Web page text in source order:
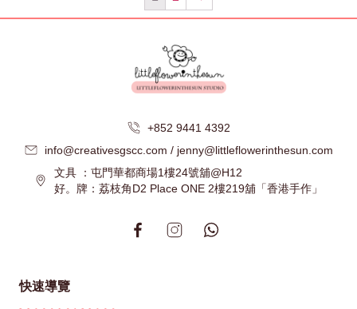
+852 9441 4392
info@creativesgscc.com / jenny@littleflowerinthesun.com
文具 ：屯門華都商場1樓24號舖@H12
好。牌：荔枝角D2 Place ONE 2樓219舖「香港手作」
快速導覽